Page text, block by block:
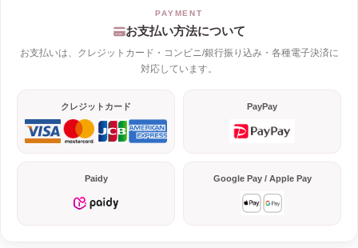
お支払い方法について
お支払いは、クレジットカード・コンビニ/銀行振り込み・各種電子決済に
対応しています。
クレジットカード PayPay
Paidy Google Pay / Apple Pay